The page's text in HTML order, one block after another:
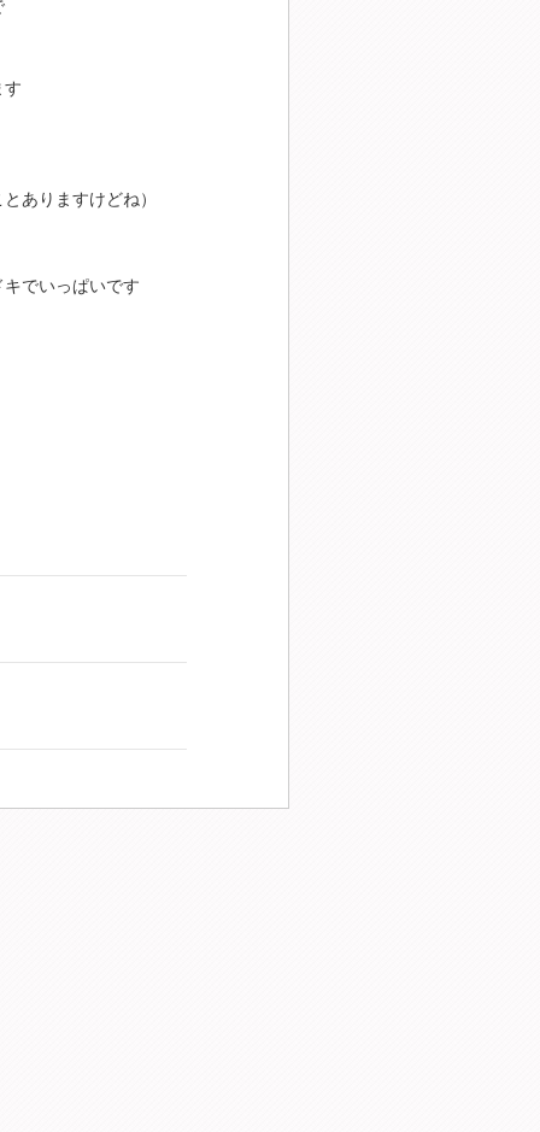
す
ありますけどね）
でいっぱいです